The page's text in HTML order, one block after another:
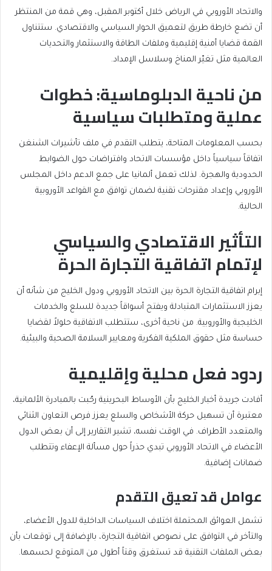
والاتحاد الأوروبي في الرياض خلال أكتوبر المقبل، وهي قمة من المنتظر
أن تضع خارطة طريق لتعميق الحوار السياسي والاقتصادي. ستتناول
القمة قضايا أمنية إقليمية وملفات الطاقة والاستثمار والتحديات
العالمية مثل تغيّر المناخ وسلاسل الإمداد.
من ناحية الدبلوماسية: خطوات
عملية ومتطلبات سياسية
بحسب المعلومات المتاحة، يتطلب التقدم في ملف تأشيرات الشنغن
اتفاقاً سياسياً داخل مؤسسات الاتحاد وافتراضات حول الضوابط
الحدودية والهجرة. لذلك تعمل ألمانيا على جمع الدعم داخل المجلس
الأوروبي وإعداد مقترحات تقنية لضمان توافق مع القواعد الأوروبية
الحالية.
التأثير الاقتصادي والسياسي
لإتمام اتفاقية التجارة الحرة
إبرام اتفاقية التجارة الحرة بين الاتحاد الأوروبي ودول الخليج من شأنه أن
يعزز الاستثمارات المتبادلة ويفتح أسواقاً جديدة للسلع والخدمات
الخليجية والأوروبية. من ناحية أخرى، ستتطلب الاتفاقية حلولاً لقضايا
حساسة مثل حقوق الملكية الفكرية ومعايير السلامة الصحية والبيئية.
ردود فعل محلية وإقليمية
أفادت جريدة أخبار الخليج بأن الأوساط البحرينية رحّبت بالمبادرة الألمانية،
معتبرة أن تسهيل حركة الأشخاص والسلع يعزز فرص التعاون الثنائي
والمتعدد الأطراف. في الوقت نفسه، تشير التقارير إلى أن بعض الدول
الأعضاء في الاتحاد الأوروبي تبدي حذراً حول مسألة الإعفاء وتتطلب
ضمانات إضافية.
عوامل قد تعيق التقدم
تشمل العوائق المحتملة اختلاف السياسات الداخلية للدول الأعضاء،
والتأخر في التوافق على نصوص اتفاقية التجارة، بالإضافة إلى توقعات بأن
بعض الملفات التقنية قد تستغرق وقتاً أطول من المتوقع لحسمها.